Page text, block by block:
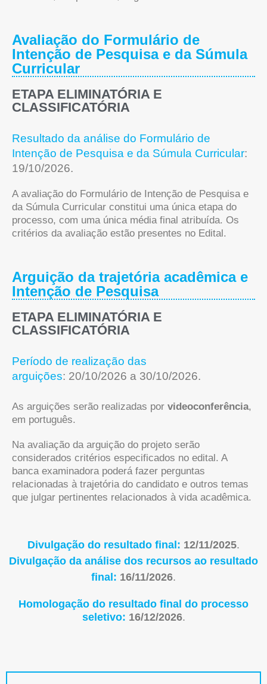
Avaliação do Formulário de
Intenção de Pesquisa e da Súmula
Curricular
ETAPA ELIMINATÓRIA E
CLASSIFICATÓRIA
Resultado da análise do Formulário de
Intenção de Pesquisa e da Súmula Curricular:
19/10/2026.
A avaliação do Formulário de Intenção de Pesquisa e
da Súmula Curricular constitui uma única etapa do
processo, com uma única média final atribuída. Os
critérios da avaliação estão presentes no Edital.
Arguição da trajetória acadêmica e
Intenção de Pesquisa
ETAPA ELIMINATÓRIA E
CLASSIFICATÓRIA
Período de realização das
arguições: 20/10/2026 a 30/10/2026.
As arguições serão realizadas por videoconferência,
em português.
Na avaliação da arguição do projeto serão
considerados critérios especificados no edital. A
banca examinadora poderá fazer perguntas
relacionadas à trajetória do candidato e outros temas
que julgar pertinentes relacionados à vida acadêmica.
Divulgação do resultado final: 12/11/2025.
Divulgação da análise dos recursos ao resultado
final: 16/11/2026.
Homologação do resultado final do processo
seletivo: 16/12/2026.